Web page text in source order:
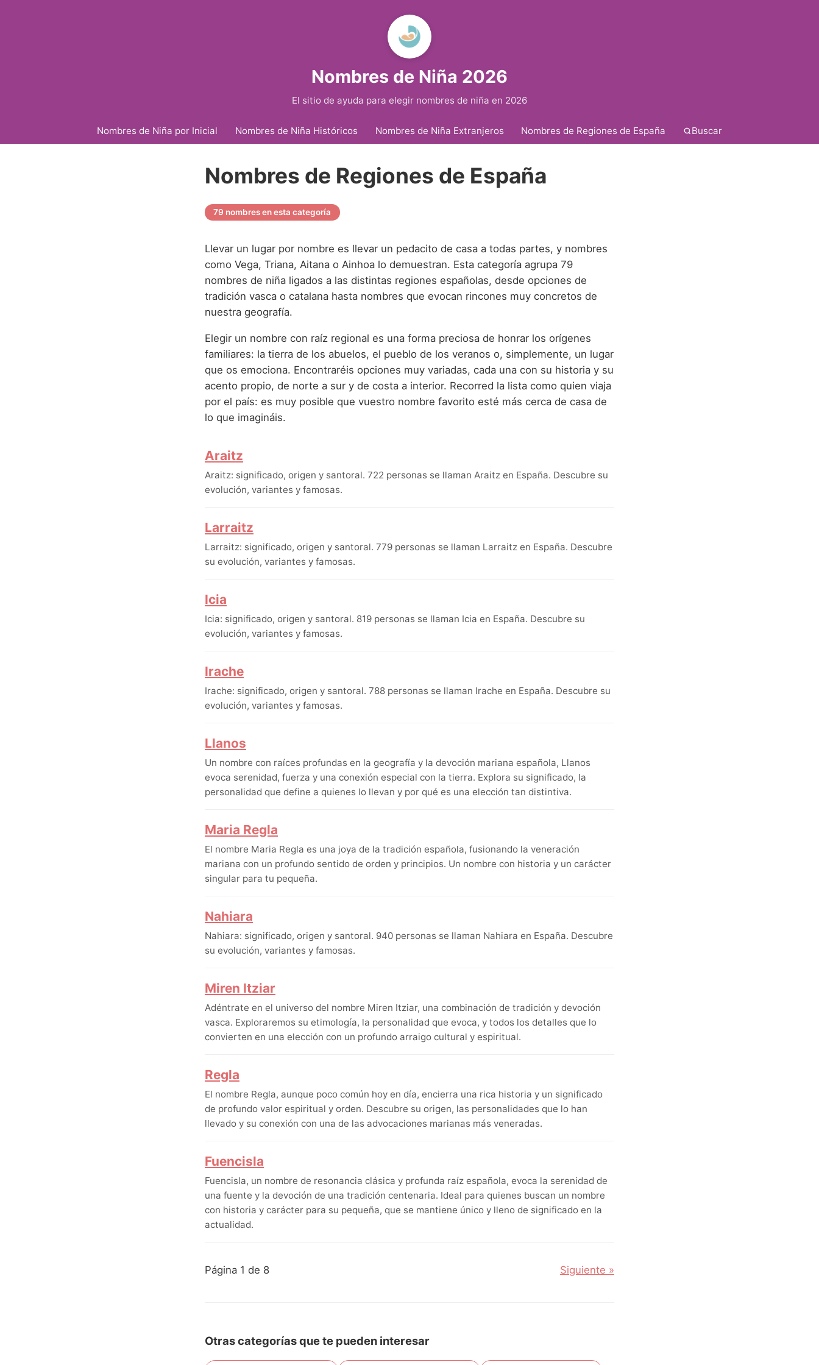
Nombres de Niña 2026
El sitio de ayuda para elegir nombres de niña en 2026
Nombres de Niña por Inicial Nombres de Niña Históricos Nombres de Niña Extranjeros Nombres de Regiones de España Buscar
Nombres de Regiones de España
79 nombres en esta categoría
Llevar un lugar por nombre es llevar un pedacito de casa a todas partes, y nombres
como Vega, Triana, Aitana o Ainhoa lo demuestran. Esta categoría agrupa 79
nombres de niña ligados a las distintas regiones españolas, desde opciones de
tradición vasca o catalana hasta nombres que evocan rincones muy concretos de
nuestra geografía.
Elegir un nombre con raíz regional es una forma preciosa de honrar los orígenes
familiares: la tierra de los abuelos, el pueblo de los veranos o, simplemente, un lugar
que os emociona. Encontraréis opciones muy variadas, cada una con su historia y su
acento propio, de norte a sur y de costa a interior. Recorred la lista como quien viaja
por el país: es muy posible que vuestro nombre favorito esté más cerca de casa de
lo que imagináis.
Araitz
Araitz: significado, origen y santoral. 722 personas se llaman Araitz en España. Descubre su
evolución, variantes y famosas.
Larraitz
Larraitz: significado, origen y santoral. 779 personas se llaman Larraitz en España. Descubre
su evolución, variantes y famosas.
Icia
Icia: significado, origen y santoral. 819 personas se llaman Icia en España. Descubre su
evolución, variantes y famosas.
Irache
Irache: significado, origen y santoral. 788 personas se llaman Irache en España. Descubre su
evolución, variantes y famosas.
Llanos
Un nombre con raíces profundas en la geografía y la devoción mariana española, Llanos
evoca serenidad, fuerza y una conexión especial con la tierra. Explora su significado, la
personalidad que define a quienes lo llevan y por qué es una elección tan distintiva.
Maria Regla
El nombre Maria Regla es una joya de la tradición española, fusionando la veneración
mariana con un profundo sentido de orden y principios. Un nombre con historia y un carácter
singular para tu pequeña.
Nahiara
Nahiara: significado, origen y santoral. 940 personas se llaman Nahiara en España. Descubre
su evolución, variantes y famosas.
Miren Itziar
Adéntrate en el universo del nombre Miren Itziar, una combinación de tradición y devoción
vasca. Exploraremos su etimología, la personalidad que evoca, y todos los detalles que lo
convierten en una elección con un profundo arraigo cultural y espiritual.
Regla
El nombre Regla, aunque poco común hoy en día, encierra una rica historia y un significado
de profundo valor espiritual y orden. Descubre su origen, las personalidades que lo han
llevado y su conexión con una de las advocaciones marianas más veneradas.
Fuencisla
Fuencisla, un nombre de resonancia clásica y profunda raíz española, evoca la serenidad de
una fuente y la devoción de una tradición centenaria. Ideal para quienes buscan un nombre
con historia y carácter para su pequeña, que se mantiene único y lleno de significado en la
actualidad.
Página 1 de 8 Siguiente »
Otras categorías que te pueden interesar